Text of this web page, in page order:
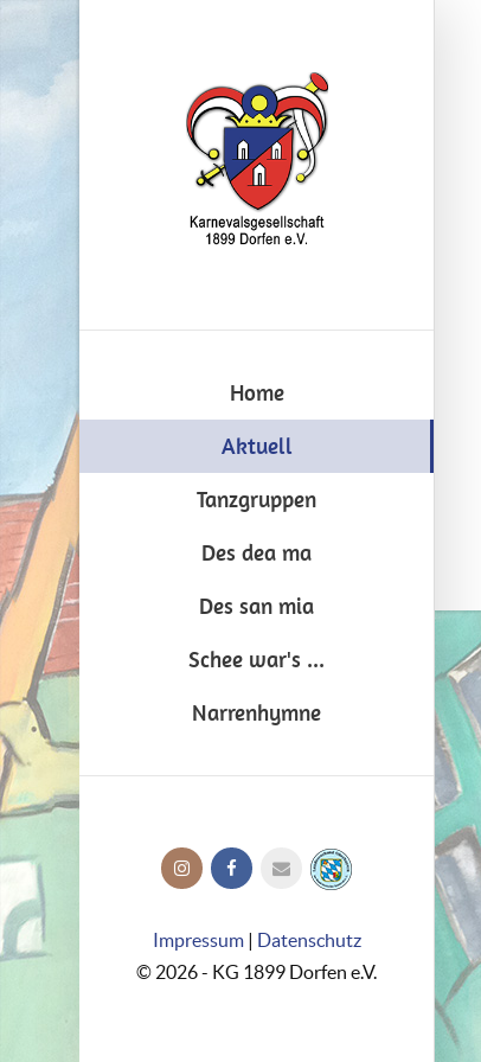
Home
Aktuell
Tanzgruppen
Des dea ma
Des san mia
Schee war's ...
Narrenhymne
Impressum| Datenschutz
© 2026 - KG 1899 Dorfen e.V.